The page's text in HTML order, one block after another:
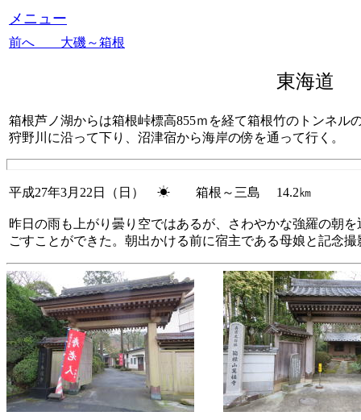
メニュー
前へ 大磯～箱根
東海道
箱根芦ノ湖からは箱根峠標高855ｍを経て箱根竹のトンネ
狩野川に沿って下り、沼津宿から海岸の傍を通って行く。
平成27年3月22日（日） ☀ 箱根～三島 14.2㎞
昨日の雨も上がり曇り空ではあるが、さわやかな強羅の朝
ごすことができた。朝出かける前に宿主である母娘と記念